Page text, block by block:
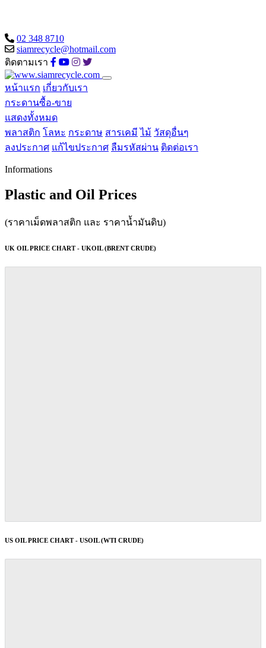
02 348 8710
siamrecycle@hotmail.com
ติดตามเรา
หน้าแรก เกี่ยวกับเรา
กระดานซื้อ-ขาย
แสดงทั้งหมด
พลาสติก โลหะ กระดาษ สารเคมี ไม้ วัสดุอื่นๆ
ลงประกาศ แก้ไขประกาศ ลืมรหัสผ่าน ติดต่อเรา
Informations
Plastic and Oil Prices
(ราคาเม็ดพลาสติก และ ราคาน้ำมันดิบ)
UK OIL PRICE CHART - UKOIL (BRENT CRUDE)
US OIL PRICE CHART - USOIL (WTI CRUDE)